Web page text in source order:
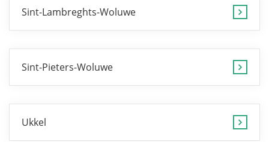
Sint-Lambreghts-Woluwe
Sint-Pieters-Woluwe
Ukkel